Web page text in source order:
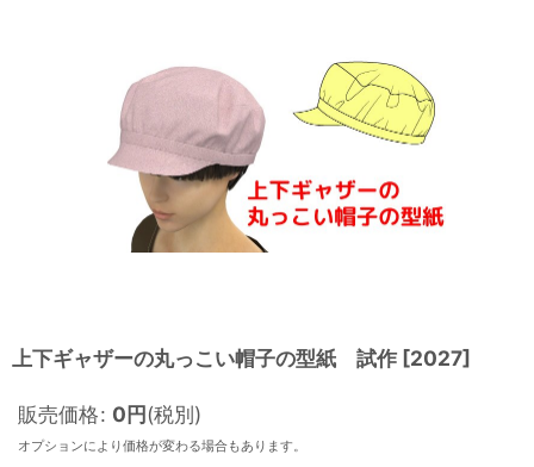
上下ギャザーの丸っこい帽子の型紙 試作 [2027]
販売価格: 0円(税別)
オプションにより価格が変わる場合もあります。